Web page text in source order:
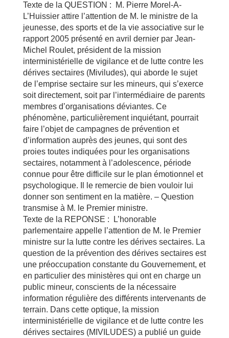
Texte de la QUESTION : M. Pierre Morel-A-
L’Huissier attire l’attention de M. le ministre de la
jeunesse, des sports et de la vie associative sur le
rapport 2005 présenté en avril dernier par Jean-
Michel Roulet, président de la mission
interministérielle de vigilance et de lutte contre les
dérives sectaires (Miviludes), qui aborde le sujet
de l’emprise sectaire sur les mineurs, qui s’exerce
soit directement, soit par l’intermédiaire de parents
membres d’organisations déviantes. Ce
phénomène, particulièrement inquiétant, pourrait
faire l’objet de campagnes de prévention et
d’information auprès des jeunes, qui sont des
proies toutes indiquées pour les organisations
sectaires, notamment à l’adolescence, période
connue pour être difficile sur le plan émotionnel et
psychologique. Il le remercie de bien vouloir lui
donner son sentiment en la matière. – Question
transmise à M. le Premier ministre.
Texte de la REPONSE : L’honorable
parlementaire appelle l’attention de M. le Premier
ministre sur la lutte contre les dérives sectaires. La
question de la prévention des dérives sectaires est
une préoccupation constante du Gouvernement, et
en particulier des ministères qui ont en charge un
public mineur, conscients de la nécessaire
information régulière des différents intervenants de
terrain. Dans cette optique, la mission
interministérielle de vigilance et de lutte contre les
dérives sectaires (MIVILUDES) a publié un guide